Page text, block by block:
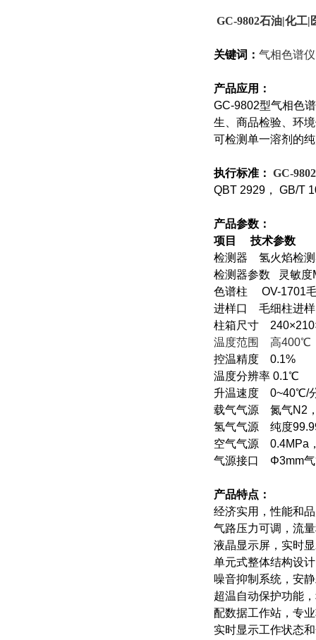
GC-9802石油|化工|
关键词： 气相色谱
产品应用：
GC-9802型气相色
生、商品检验、环
可检测单一溶剂的
执行标准： GC-9802
QBT 2929 ， GB/T
产品参数：
项目 技术参数
检测器 氢火焰检
检测器参数 灵敏度
色谱柱 OV-1701
进样口 毛细柱进
柱箱尺寸
温度范围 高400℃
控温精度 0.1%
温度分辨率 0.1℃
升温速度 0~40℃/
载气气源 氮气N2
氢气气源 纯度
空气气源 0.4MPa
气源接口 Φ3mm
产品特点：
经济实用，性能和
气路压力可调，流
液晶显示屏，实时
单元式整体结构设
噪音抑制系统，安
超温自动保护功能
配数据工作站，专
实时显示工作状态